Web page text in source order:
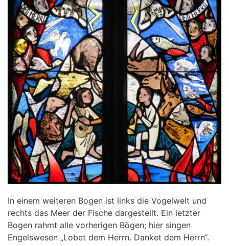
In einem weiteren Bogen ist links die Vogelwelt und
rechts das Meer der Fische dargestellt. Ein letzter
Bogen rahmt alle vorherigen Bögen; hier singen
Engelswesen „Lobet dem Herrn. Danket dem Herrn“.